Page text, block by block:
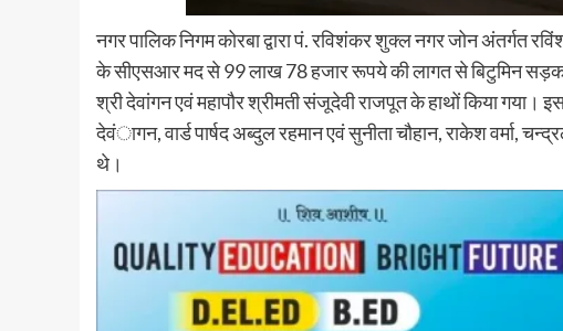
नगर पालिक निगम कोरबा द्वारा पं. रविशंकर शुक्ल नगर जोन अंतर्गत
के सीएसआर मद से 99 लाख 78 हजार रूपये की लागत से बिटुमिन सड़क
श्री देवांगन एवं महापौर श्रीमती संजूदेवी राजपूत के हाथों किया
देवंागन, वार्ड पार्षद अब्दुल रहमान एवं सुनीता चौहान, राकेश वर्मा,
थे।